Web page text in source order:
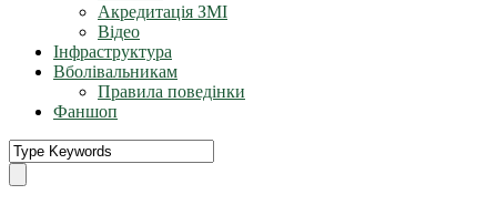
Акредитація ЗМІ
Відео
Інфраструктура
Вболівальникам
Правила поведінки
Фаншоп